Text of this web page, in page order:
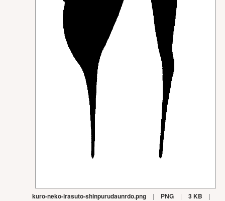
kuro-neko-irasuto-shinpurudaunrdo.png | PNG | 3 KB |